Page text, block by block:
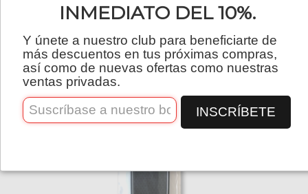
INMEDIATO DEL 10%.
Y únete a nuestro club para beneficiarte de
más descuentos en tus próximas compras,
así como de nuevas ofertas como nuestras
ventas privadas.
INSCRÍBETE